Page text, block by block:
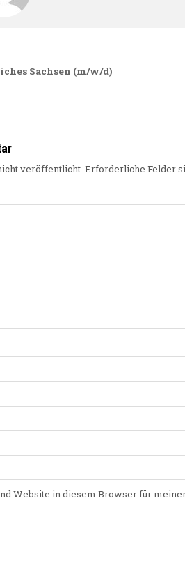
Sachsen (m/w/d)
veröffentlicht. Erforderliche Felder
Website in diesem Browser für